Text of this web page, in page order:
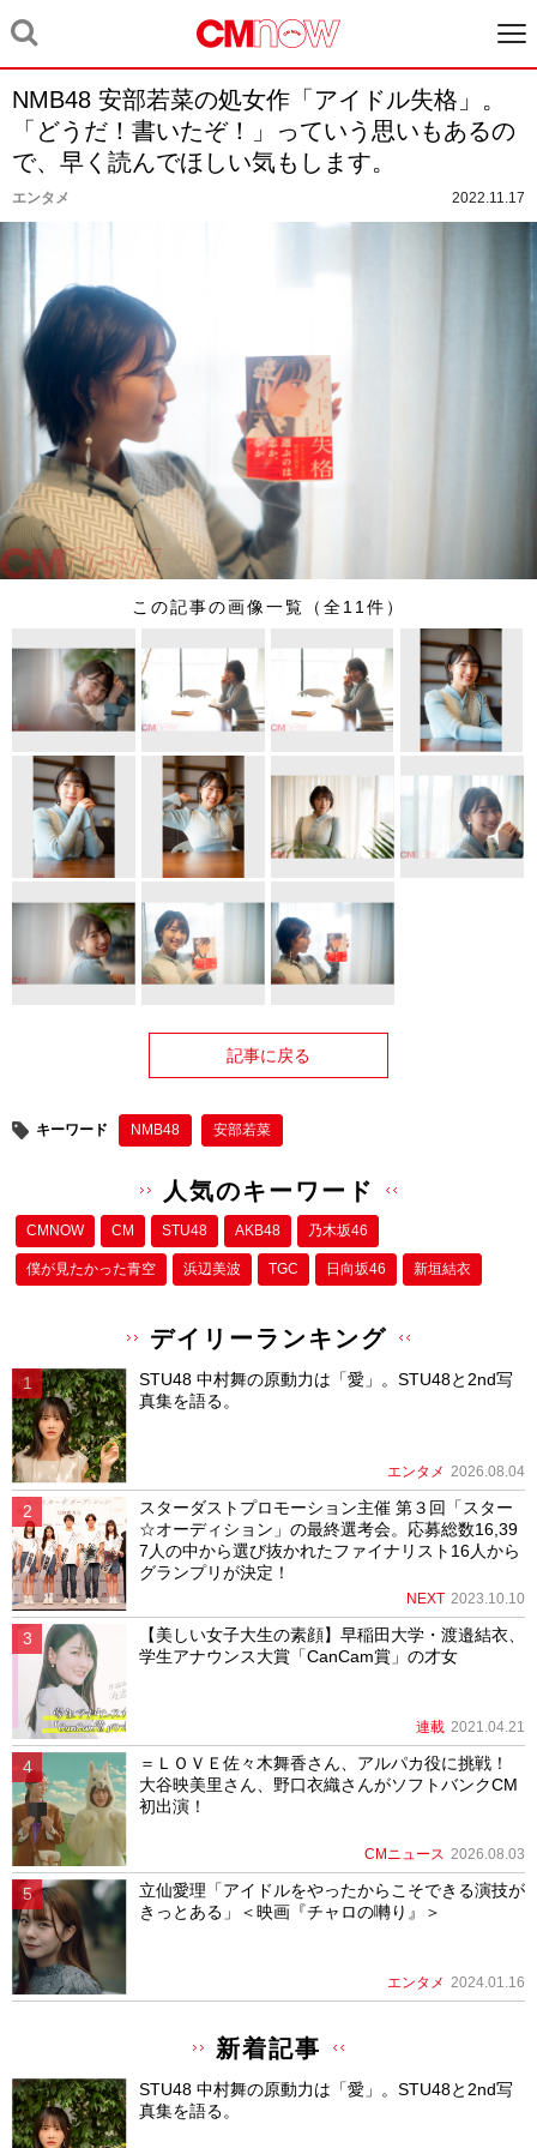
NMB48 安部若菜の処女作「アイドル失格」。
「どうだ！書いたぞ！」っていう思いもあるの
で、早く読んでほしい気もします。
エンタメ 2022.11.17
この記事の画像一覧（全11件）
記事に戻る
キーワード NMB48 安部若菜
人気のキーワード
CMNOW CM STU48 AKB48 乃木坂46
僕が⾒たかった⻘空 浜辺美波 TGC 日向坂46 新垣結衣
デイリーランキング
STU48 中村舞の原動力は「愛」。STU48と2nd写
真集を語る。
エンタメ 2026.08.04
スターダストプロモーション主催 第３回「スター
☆オーディション」の最終選考会。応募総数16,39
7人の中から選び抜かれたファイナリスト16人から
グランプリが決定！
NEXT 2023.10.10
【美しい女子大生の素顔】早稲田大学・渡邉結衣、
学生アナウンス大賞「CanCam賞」の才女
連載 2021.04.21
＝ＬＯＶＥ佐々木舞香さん、アルパカ役に挑戦！
大谷映美里さん、野口衣織さんがソフトバンクCM
初出演！
CMニュース 2026.08.03
立仙愛理「アイドルをやったからこそできる演技が
きっとある」＜映画『チャロの囀り』＞
エンタメ 2024.01.16
新着記事
STU48 中村舞の原動力は「愛」。STU48と2nd写
真集を語る。